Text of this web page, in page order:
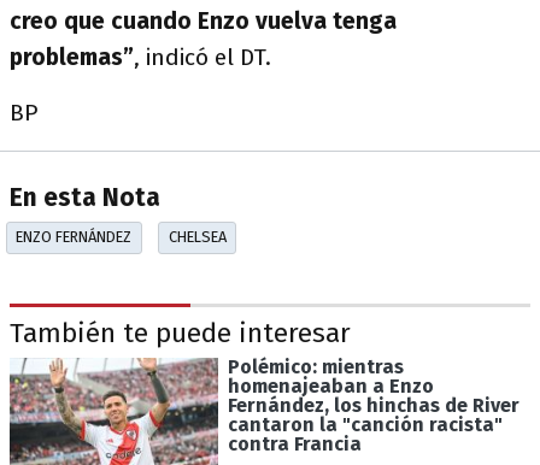
creo que cuando Enzo vuelva tenga
problemas”, indicó el DT.
BP
En esta Nota
ENZO FERNÁNDEZ CHELSEA
También te puede interesar
Polémico: mientras
homenajeaban a Enzo
Fernández, los hinchas de River
cantaron la "canción racista"
contra Francia